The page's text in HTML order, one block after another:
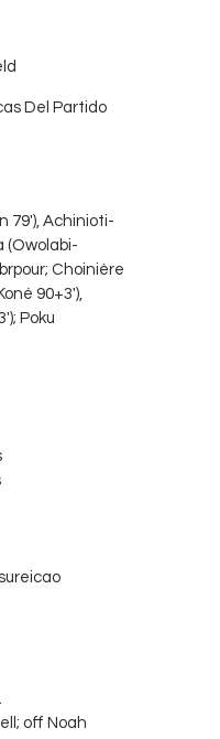
Del Partido
79′), Achinioti-
(Owolabi-
Choinière
90+3′),
Poku
off Noah